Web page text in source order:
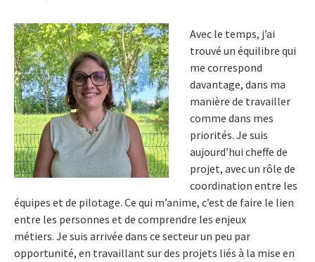
Avec le temps, j’ai
trouvé un équilibre qui
me correspond
davantage, dans ma
manière de travailler
comme dans mes
priorités. Je suis
aujourd’hui cheffe de
projet, avec un rôle de
coordination entre les
équipes et de pilotage. Ce qui m’anime, c’est de faire le lien
entre les personnes et de comprendre les enjeux
métiers. Je suis arrivée dans ce secteur un peu par
opportunité, en travaillant sur des projets liés à la mise en